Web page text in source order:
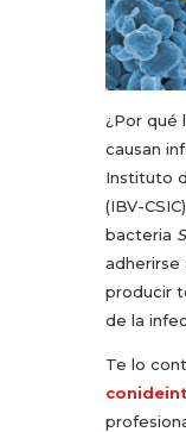
¿Por qué
causan
Instituto
(IBV-
bacteria
adherirse
producir
de la
Te lo